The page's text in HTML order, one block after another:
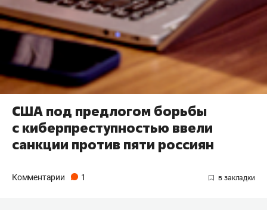
США под предлогом борьбы
с киберпреступностью ввели
санкции против пяти россиян
Комментарии 1